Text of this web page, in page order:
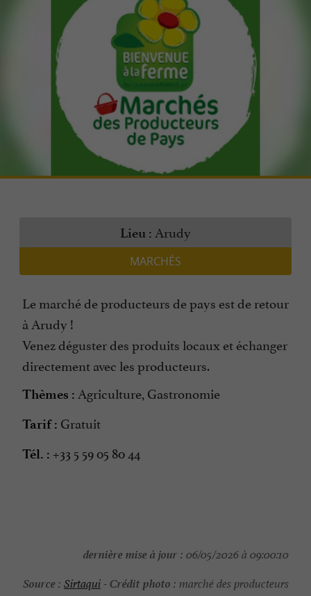
Lieu : Arudy
MARCHÉS
Le marché de producteurs de pays est de retour
à Arudy !
Venez déguster des produits locaux et échanger
directement avec les producteurs.
Thèmes : Agriculture, Gastronomie
Tarif : Gratuit
Tél. : +33 5 59 05 80 44
dernière mise à jour : 06/05/2026 à 09:00:10
Source : Sirtaqui-Crédit photo : marché des producteurs